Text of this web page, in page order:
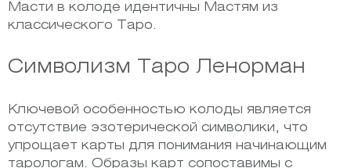
Масти в колоде идентичны Мастям из
классического Таро.
Символизм Таро Ленорман
Ключевой особенностью колоды является
отсутствие эзотерической символики, что
упрощает карты для понимания начинающим
тарологам. Образы карт сопоставимы с